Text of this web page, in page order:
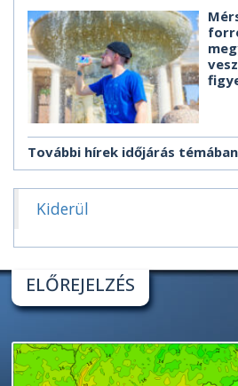
További hírek időjárás témában
Kiderül
ELŐREJELZÉS